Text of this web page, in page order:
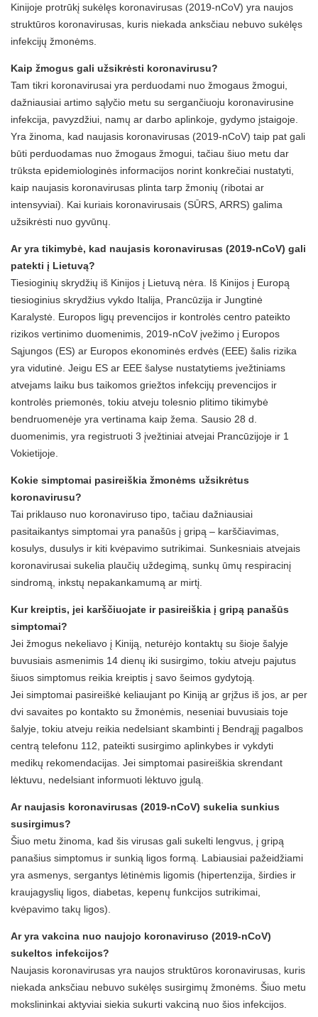
Kinijoje protrūkį sukėlęs koronavirusas (2019-nCoV) yra naujos
struktūros koronavirusas, kuris niekada anksčiau nebuvo sukėlęs
infekcijų žmonėms.
Kaip žmogus gali užsikrėsti koronavirusu?
Tam tikri koronavirusai yra perduodami nuo žmogaus žmogui,
dažniausiai artimo sąlyčio metu su sergančiuoju koronavirusine
infekcija, pavyzdžiui, namų ar darbo aplinkoje, gydymo įstaigoje.
Yra žinoma, kad naujasis koronavirusas (2019-nCoV) taip pat gali
būti perduodamas nuo žmogaus žmogui, tačiau šiuo metu dar
trūksta epidemiologinės informacijos norint konkrečiai nustatyti,
kaip naujasis koronavirusas plinta tarp žmonių (ribotai ar
intensyviai). Kai kuriais koronavirusais (SŪRS, ARRS) galima
užsikrėsti nuo gyvūnų.
Ar yra tikimybė, kad naujasis koronavirusas (2019-nCoV) gali
patekti į Lietuvą?
Tiesioginių skrydžių iš Kinijos į Lietuvą nėra. Iš Kinijos į Europą
tiesioginius skrydžius vykdo Italija, Prancūzija ir Jungtinė
Karalystė. Europos ligų prevencijos ir kontrolės centro pateikto
rizikos vertinimo duomenimis, 2019-nCoV įvežimo į Europos
Sąjungos (ES) ar Europos ekonominės erdvės (EEE) šalis rizika
yra vidutinė. Jeigu ES ar EEE šalyse nustatytiems įvežtiniams
atvejams laiku bus taikomos griežtos infekcijų prevencijos ir
kontrolės priemonės, tokiu atveju tolesnio plitimo tikimybė
bendruomenėje yra vertinama kaip žema. Sausio 28 d.
duomenimis, yra registruoti 3 įvežtiniai atvejai Prancūzijoje ir 1
Vokietijoje.
Kokie simptomai pasireiškia žmonėms užsikrėtus
koronavirusu?
Tai priklauso nuo koronaviruso tipo, tačiau dažniausiai
pasitaikantys simptomai yra panašūs į gripą – karščiavimas,
kosulys, dusulys ir kiti kvėpavimo sutrikimai. Sunkesniais atvejais
koronavirusai sukelia plaučių uždegimą, sunkų ūmų respiracinį
sindromą, inkstų nepakankamumą ar mirtį.
Kur kreiptis, jei karščiuojate ir pasireiškia į gripą panašūs
simptomai?
Jei žmogus nekeliavo į Kiniją, neturėjo kontaktų su šioje šalyje
buvusiais asmenimis 14 dienų iki susirgimo, tokiu atveju pajutus
šiuos simptomus reikia kreiptis į savo šeimos gydytoją.
Jei simptomai pasireiškė keliaujant po Kiniją ar grįžus iš jos, ar per
dvi savaites po kontakto su žmonėmis, neseniai buvusiais toje
šalyje, tokiu atveju reikia nedelsiant skambinti į Bendrąjį pagalbos
centrą telefonu 112, pateikti susirgimo aplinkybes ir vykdyti
medikų rekomendacijas. Jei simptomai pasireiškia skrendant
lėktuvu, nedelsiant informuoti lėktuvo įgulą.
Ar naujasis koronavirusas (2019-nCoV) sukelia sunkius
susirgimus?
Šiuo metu žinoma, kad šis virusas gali sukelti lengvus, į gripą
panašius simptomus ir sunkią ligos formą. Labiausiai pažeidžiami
yra asmenys, sergantys lėtinėmis ligomis (hipertenzija, širdies ir
kraujagyslių ligos, diabetas, kepenų funkcijos sutrikimai,
kvėpavimo takų ligos).
Ar yra vakcina nuo naujojo koronaviruso (2019-nCoV)
sukeltos infekcijos?
Naujasis koronavirusas yra naujos struktūros koronavirusas, kuris
niekada anksčiau nebuvo sukėlęs susirgimų žmonėms. Šiuo metu
mokslininkai aktyviai siekia sukurti vakciną nuo šios infekcijos.